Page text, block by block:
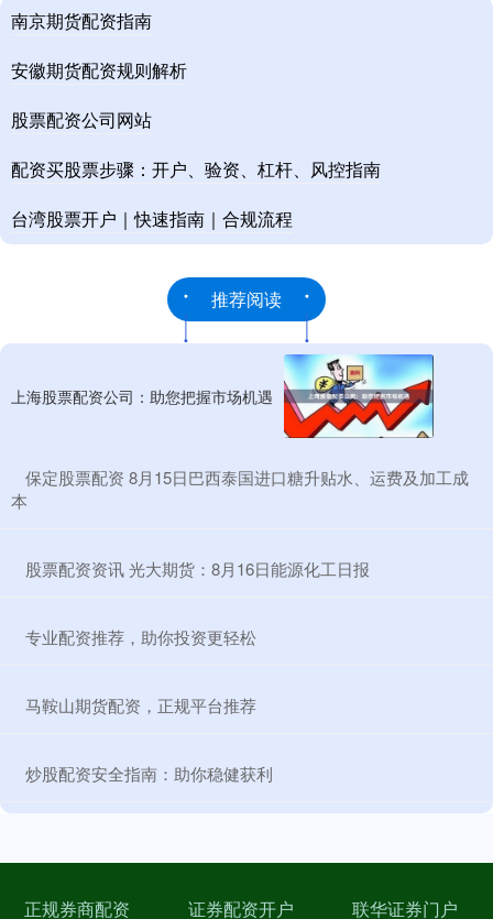
南京期货配资指南
安徽期货配资规则解析
股票配资公司网站
配资买股票步骤：开户、验资、杠杆、风控指南
台湾股票开户｜快速指南｜合规流程
推荐阅读
上海股票配资公司：助您把握市场机遇
​保定股票配资 8月15日巴西泰国进口糖升贴水、运费及加工成
本
​股票配资资讯 光大期货：8月16日能源化工日报
​专业配资推荐，助你投资更轻松
​马鞍山期货配资，正规平台推荐
​炒股配资安全指南：助你稳健获利
正规券商配资 证券配资开户 联华证券门户